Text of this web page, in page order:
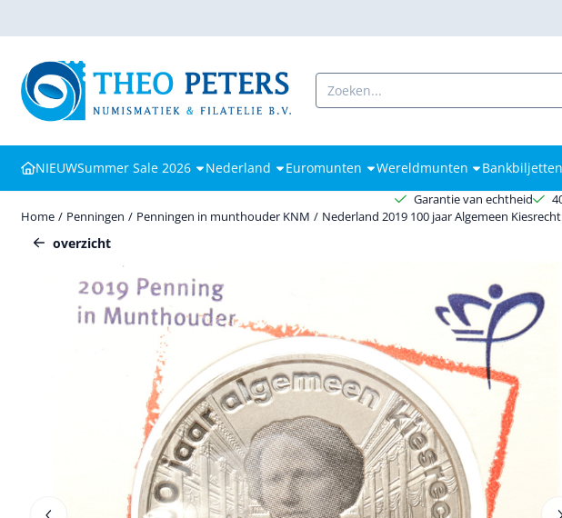
Zoeken
NIEUWSummer Sale 2026 Nederland Euromunten Wereldmunten Bankbiljetten
Garantie van echtheid
Home / Penningen / Penningen in munthouder KNM / Nederland 2019 100 jaar Algemeen Kiesrecht
overzicht